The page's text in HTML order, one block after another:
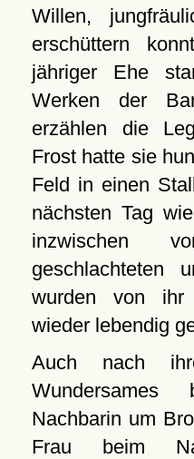
Willen,
erschüttern
jähriger Ehe
Werken der
erzählen die
Frost hatte sie
Feld in einen
nächsten Tag
inzwischen
geschlachteten
wurden von ihr
wieder lebendig
Auch nach
Nachbarin um
Frau beim